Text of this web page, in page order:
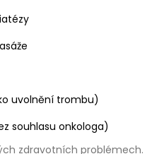
uvolnění trombu)
souhlasu onkologa)
zdravotních problémech.